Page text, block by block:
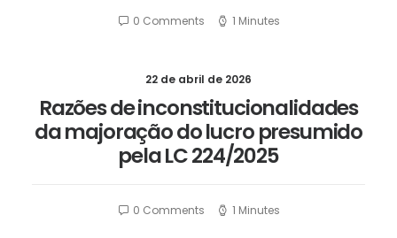
0 Comments 1 Minutes
22 de abril de 2026
Razões de inconstitucionalidades
da majoração do lucro presumido
pela LC 224/2025
0 Comments 1 Minutes